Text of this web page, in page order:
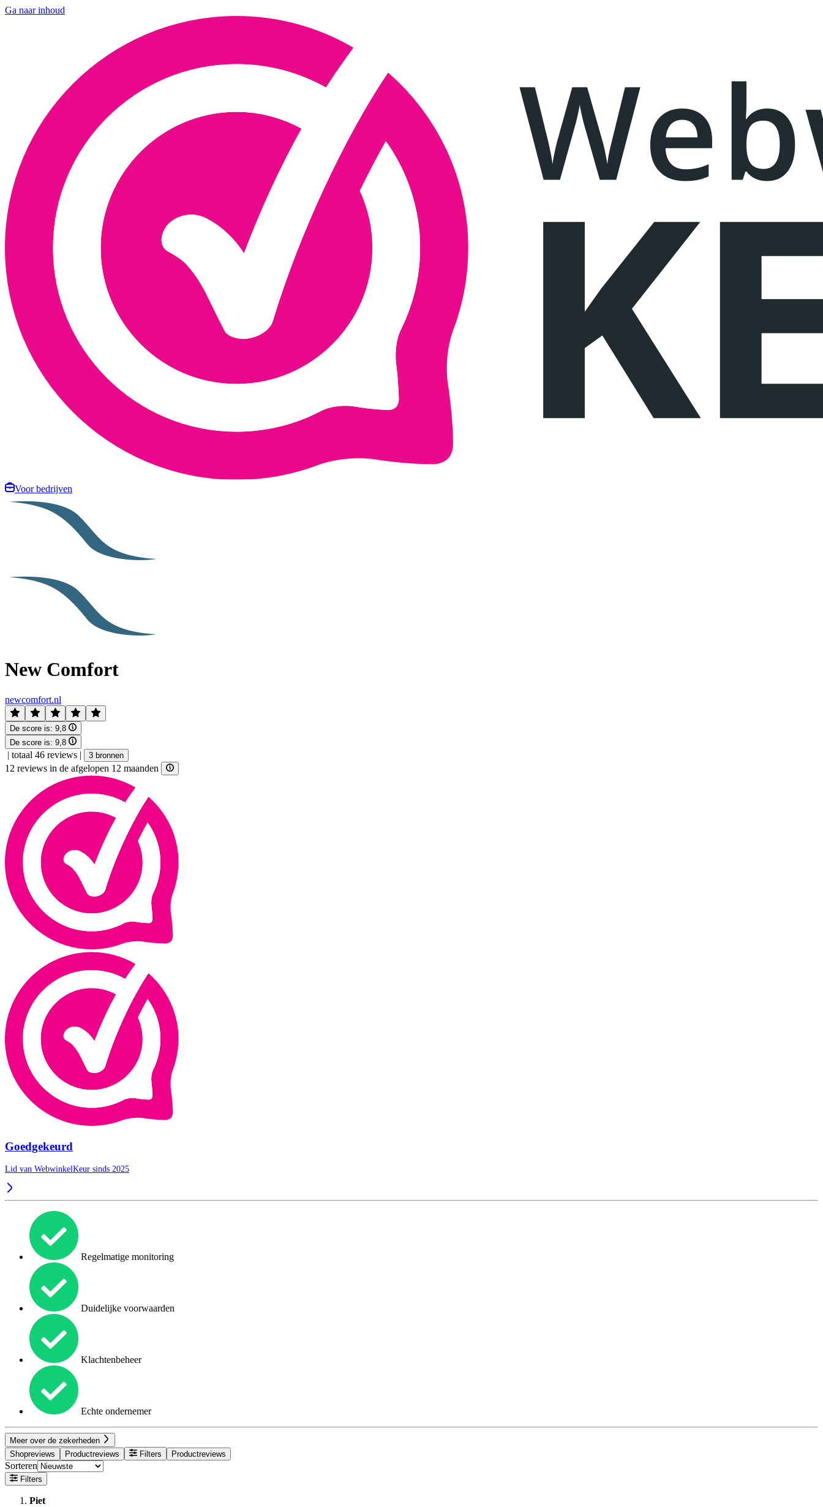
Ga naar inhoud
Voor bedrijven
New Comfort
newcomfort.nl
De score is: 9,8
De score is: 9,8
| totaal 46 reviews | 3 bronnen
12 reviews in de afgelopen 12 maanden
Goedgekeurd
Lid van WebwinkelKeur sinds 2025
Regelmatige monitoring
Duidelijke voorwaarden
Klachtenbeheer
Echte ondernemer
Meer over de zekerheden
Shopreviews
Productreviews Filters Productreviews
Sorteren
Filters
Piet